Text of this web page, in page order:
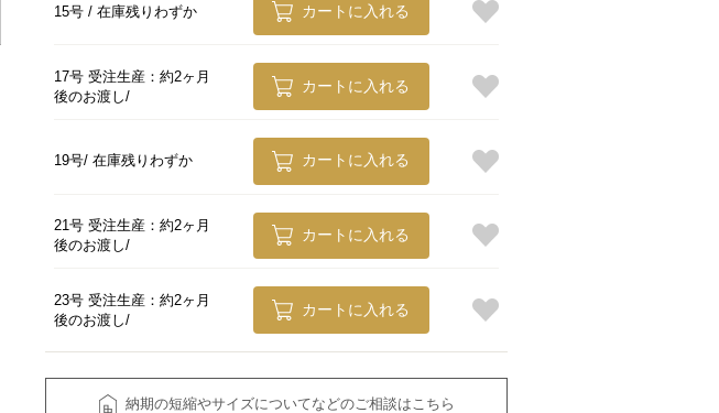
15号 在庫残りわずか カートに入れる
17号 受注生産：約2ヶ月
後のお渡し
カートに入れる
19号 在庫残りわずか カートに入れる
21号 受注生産：約2ヶ月
後のお渡し
カートに入れる
23号 受注生産：約2ヶ月
後のお渡し
カートに入れる
納期の短縮やサイズについてなどのご相談はこちら